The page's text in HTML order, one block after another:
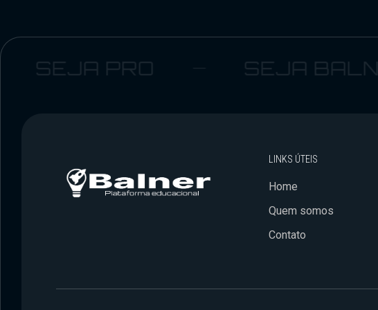
SEJA PRO SEJA BALNER
LINKS ÚTEIS
Home
Quem somos
Contato